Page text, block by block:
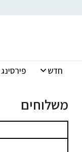
חדש פירסינג
משלוחים